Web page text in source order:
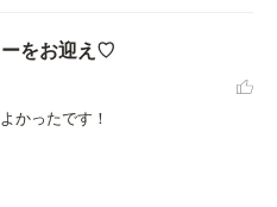
をお迎え♡
かったです！